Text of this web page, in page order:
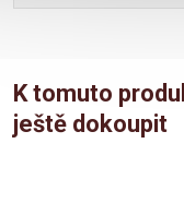
K tomuto
ještě dokoupit